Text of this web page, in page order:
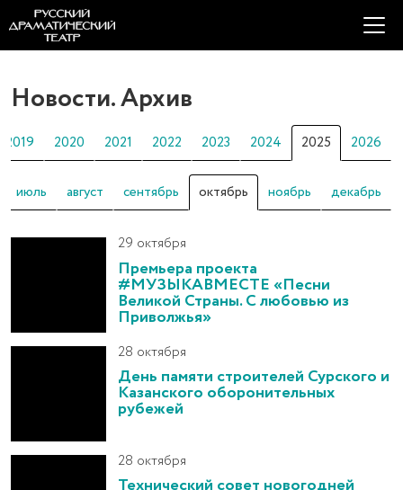
Новости. Архив
2019 2020 2021 2022 2023 2024 2025 2026
июль август сентябрь октябрь ноябрь декабрь
29 октября
Премьера проекта
#МУЗЫКАВМЕСТЕ «Песни
Великой Страны. С любовью из
Приволжья»
28 октября
День памяти строителей Сурского и
Казанского оборонительных
рубежей
28 октября